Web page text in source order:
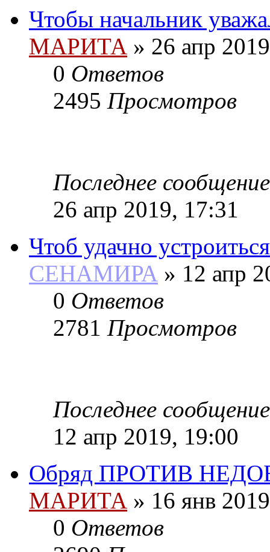
Чтобы начальник
МАРИТА » 26 апр
0 Ответов
2495 Просмотров
Последнее сообщение
26 апр 2019, 17:31
Чтоб удачно
СЕНАМИРА » 12 апр
0 Ответов
2781 Просмотров
Последнее сообщение
12 апр 2019, 19:00
Обряд ПРОТИВ
МАРИТА » 16 янв
0 Ответов